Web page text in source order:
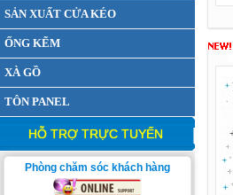
SẢN XUẤT CỬA KÉO
ỐNG KẼM
XÀ GỒ
TÔN PANEL
HỖ TRỢ TRỰC TUYẾN
Phòng chăm sóc khách hàng